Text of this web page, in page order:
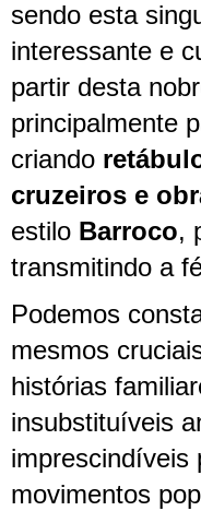
sendo esta
interessante e
partir desta
principalmente
criando
cruzeiros e
estilo Barroco,
transmitindo a
Podemos
mesmos
histórias
insubstituíveis
imprescindíveis
movimentos